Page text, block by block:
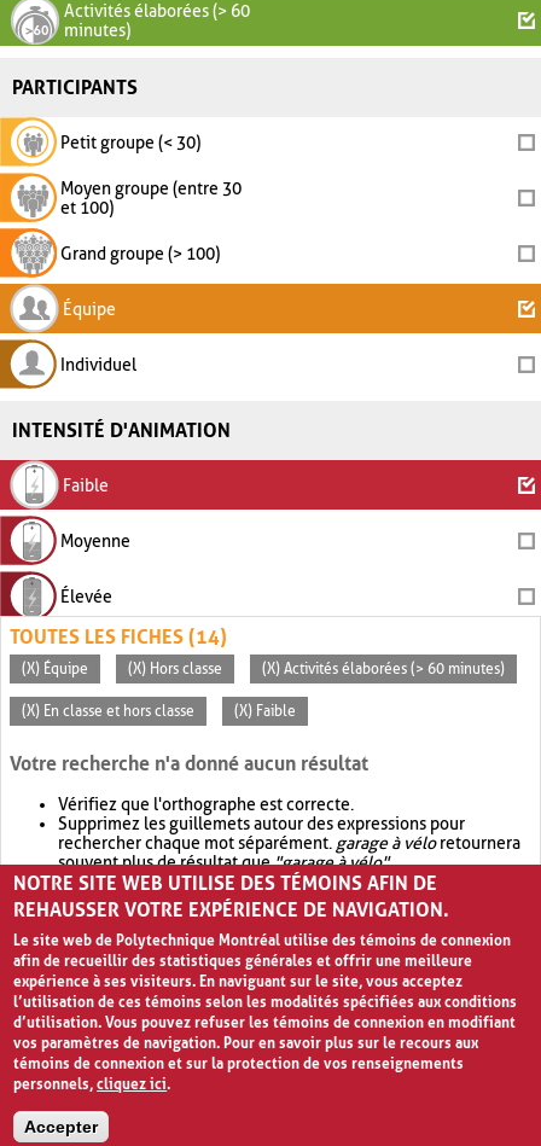
Activités élaborées (> 60
minutes)
PARTICIPANTS
Petit groupe (< 30)
Moyen groupe (entre 30
et 100)
Grand groupe (> 100)
Équipe
Individuel
INTENSITÉ D'ANIMATION
Faible
Moyenne
Élevée
TOUTES LES FICHES (14)
(X) Équipe (X) Hors classe (X) Activités élaborées (> 60 minutes)
(X) En classe et hors classe (X) Faible
Votre recherche n'a donné aucun résultat
Vérifiez que l'orthographe est correcte.
Supprimez les guillemets autour des expressions pour
rechercher chaque mot séparément. garage à véloretournera
souvent plus de résultat que"garage à vélo".
Envisagez d'élargir votre recherche avec OR.garage OR vélo
retournera souvent plus de résultat quegarage à vélo
NOTRE SITE WEB UTILISE DES TÉMOINS AFIN DE
REHAUSSER VOTRE EXPÉRIENCE DE NAVIGATION.
Le site web de Polytechnique Montréal utilise des témoins de connexion
afin de recueillir des statistiques générales et offrir une meilleure
expérience à ses visiteurs. En naviguant sur le site, vous acceptez
l’utilisation de ces témoins selon les modalités spécifiées aux conditions
d’utilisation. Vous pouvez refuser les témoins de connexion en modifiant
vos paramètres de navigation. Pour en savoir plus sur le recours aux
témoins de connexion et sur la protection de vos renseignements
personnels,cliquez ici.
Accepter